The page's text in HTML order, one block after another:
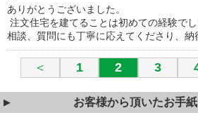
ありがとうございました。
注文住宅を建てることは初めての経験で
相談、質問にも丁寧に応えてくださり、納
＜ 1 2 3
お客様から頂いたお手紙